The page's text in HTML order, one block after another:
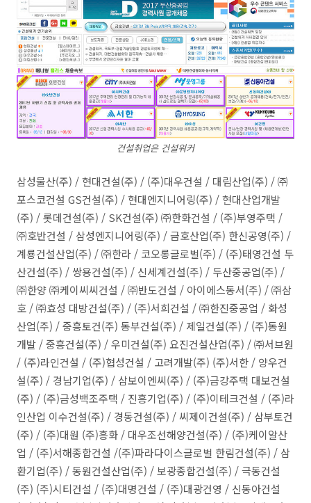
건설취업은 건설워커
삼성물산(주) / 현대건설(주) / (주)대우건설 / 대림산업(주) / ㈜
포스코건설 GS건설(주) / 현대엔지니어링(주) / 현대산업개발
(주) / 롯데건설(주) / SK건설(주) ㈜한화건설 / (주)부영주택 /
㈜호반건설 / 삼성엔지니어링(주) / 금호산업(주) 한신공영(주) /
계룡건설산업(주) / ㈜한라 / 코오롱글로벌(주) / (주)태영건설 두
산건설(주) / 쌍용건설(주) / 신세계건설(주) / 두산중공업(주) /
㈜한양 ㈜케이씨씨건설 / ㈜반도건설 / 아이에스동서(주) / ㈜삼
호 / ㈜효성 대방건설(주) / (주)서희건설 / ㈜한진중공업 / 화성
산업(주) / 중흥토건(주) 동부건설(주) / 제일건설(주) / (주)동원
개발 / 중흥건설(주) / 우미건설(주) 요진건설산업(주) / ㈜서브원
/ (주)라인건설 / (주)협성건설 / 고려개발(주) (주)서한 / 양우건
설(주) / 경남기업(주) / 삼보이엔씨(주) / (주)금강주택 대보건설
(주) / (주)금성백조주택 / 진흥기업(주) / (주)이테크건설 / (주)라
인산업 이수건설(주) / 경동건설(주) / 씨제이건설(주) / 삼부토건
(주) / (주)대원 (주)흥화 / 대우조선해양건설(주) / (주)케이알산
업 / (주)서해종합건설 /(주)파라다이스글로벌 한림건설(주) / 삼
환기업(주) / 동원건설산업(주) / 보광종합건설(주) / 극동건설
(주) (주)시티건설 / (주)대명건설 / (주)대광건영 / 신동아건설